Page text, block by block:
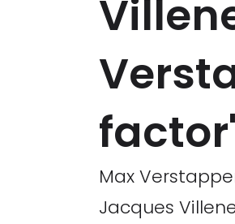
Max
Jacques